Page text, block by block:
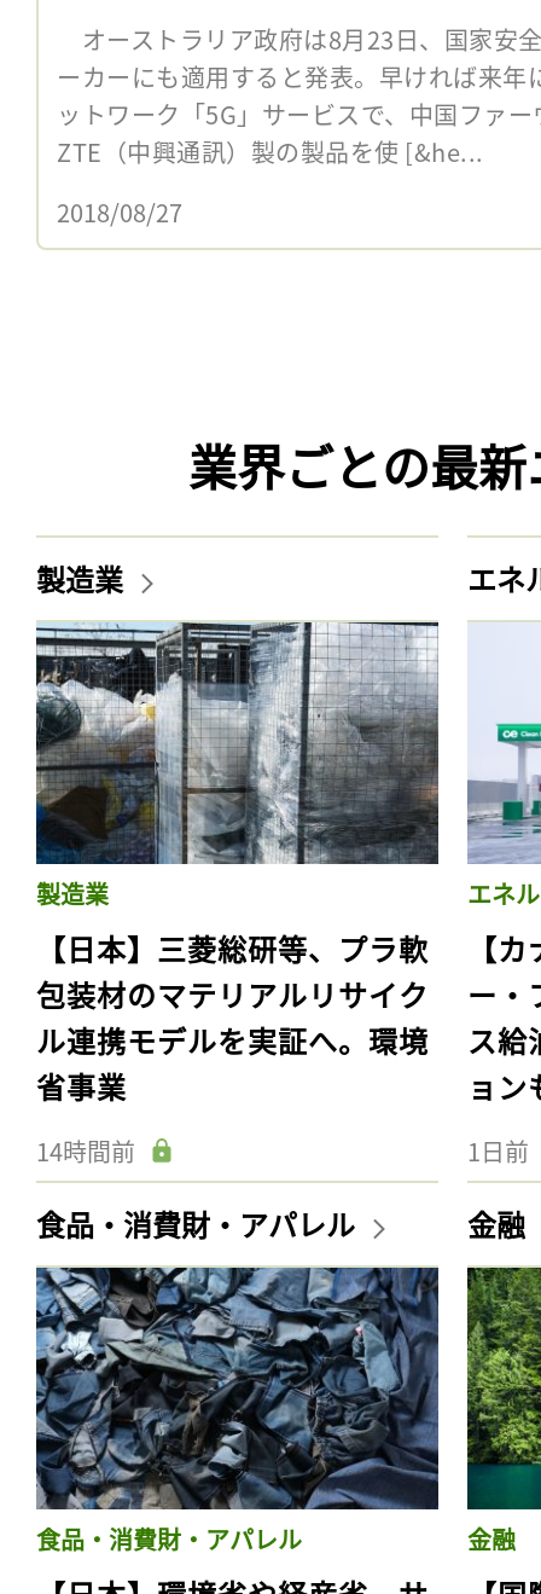
オーストラリア政府は8月23日、国家安
ーカーにも適用すると発表。早ければ来
ットワーク「5G」サービスで、中国ファ
ZTE（中興通訊）製の製品を使 [&he...
2018/08/27
業界ごとの最
製造業
製造業
【日本】三菱総研等、プラ軟
包装材のマテリアルリサイク
ル連携モデルを実証へ。環境
省事業
14時間前
エネ
エネ
【
ー・
ス給
ョン
1日前
食品・消費財・アパレル
食品・消費財・アパレル
金融
金融